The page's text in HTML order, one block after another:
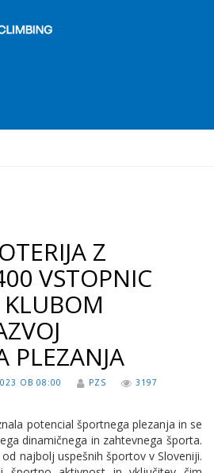
Z
VSTOPNIC
PLEZANJA
OB 08:00 PZS
3197
potencial športnega plezanja in se
dinamičnega in zahtevnega športa.
najbolj uspešnih športov v Sloveniji.